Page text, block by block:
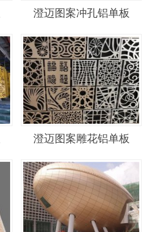
澄迈图案冲孔铝单板
澄迈图案雕花铝单板